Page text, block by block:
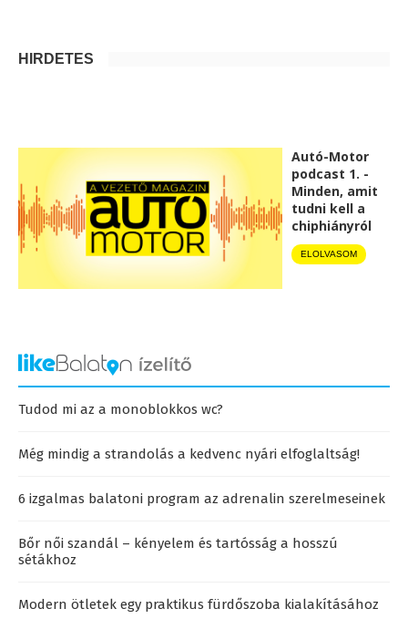
HIRDETÉS
Autó-Motor
podcast 1. -
Minden, amit
tudni kell a
chiphiányról
ELOLVASOM
Tudod mi az a monoblokkos wc?
Még mindig a strandolás a kedvenc nyári elfoglaltság!
6 izgalmas balatoni program az adrenalin szerelmeseinek
Bőr női szandál – kényelem és tartósság a hosszú
sétákhoz
Modern ötletek egy praktikus fürdőszoba kialakításához